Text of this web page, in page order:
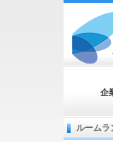
企
ルームラ